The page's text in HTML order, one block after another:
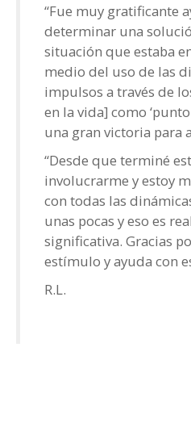
“Fue muy gratificante
determinar una
situación que estaba
medio del uso de las
impulsos a través de
en la vida] como
una gran victoria para
“Desde que terminé
involucrarme y estoy
con todas las
unas pocas y eso es
significativa. Gracias
estímulo y ayuda con
R.L.